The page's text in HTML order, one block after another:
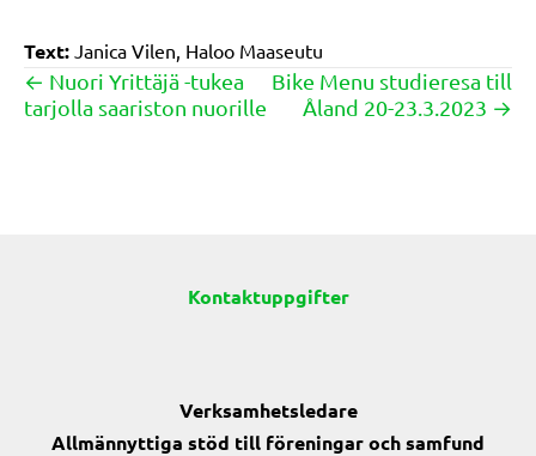
Text: Janica Vilen, Haloo Maaseutu
Posts
navigation
← Nuori Yrittäjä -tukea
tarjolla saariston nuorille
Bike Menu studieresa till
Åland 20-23.3.2023 →
Kontaktuppgifter
Verksamhetsledare
Allmännyttiga stöd till föreningar och samfund